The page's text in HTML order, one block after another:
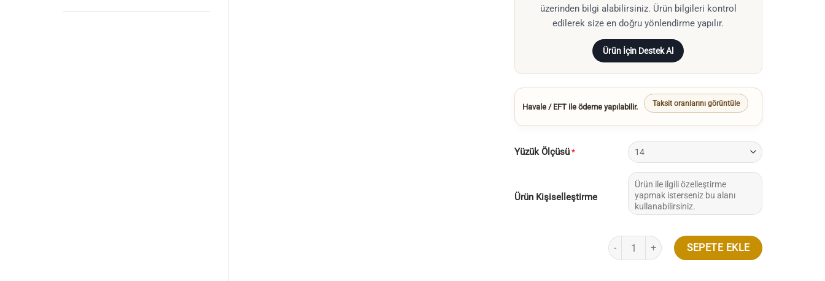
üzerinden bilgi alabilirsiniz. Ürün bilgileri kontrol
edilerek size en doğru yönlendirme yapılır.
Ürün İçin Destek Al
Havale / EFT ile ödeme yapılabilir. Taksit oranlarını görüntüle
Yüzük Ölçüsü *
Ürün Kişiselleştirme
0.60 Karat Beştaş Pırlanta Yüzük adet
SEPETE EKLE